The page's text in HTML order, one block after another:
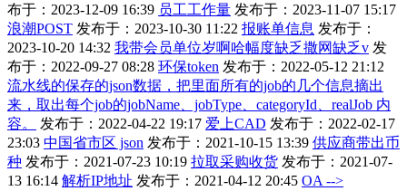
布于：2023-12-09 16:39 员工工作量 发布于：2023-11-07 15:17
浪潮POST 发布于：2023-10-30 11:22 报账单信息 发布于：
2023-10-20 14:32 我带会员单位岁啊哈幅度缺乏撒网缺乏v 发
布于：2022-09-27 08:28 环保token 发布于：2022-05-12 21:12
流水线的保存的json数据，把里面所有的job的几个信息摘出
来，取出每个job的jobName、jobType、categoryId、realJob 内
容。
发布于：2022-04-22 19:17 爱上CAD 发布于：2022-02-17
23:03 中国省市区 json 发布于：2021-10-15 13:39 供应商带出币
种 发布于：2021-07-23 10:19 拉取采购收货 发布于：2021-07-
13 16:14 解析IP地址 发布于：2021-04-12 20:45 OA -->